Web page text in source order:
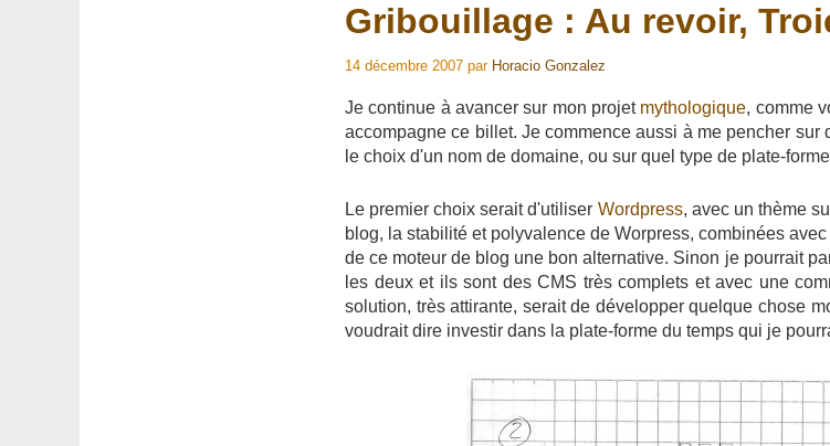
Gribouillage : Au revoir,
14 décembre 2007 par Horacio Gonzalez
Je continue à avancer sur mon projet mythologique, comme
accompagne ce billet. Je commence aussi à me pencher
le choix d'un nom de domaine, ou sur quel type de plate-
Le premier choix serait d'utiliser Wordpress, avec un thème
blog, la stabilité et polyvalence de Worpress, combinées
de ce moteur de blog une bon alternative. Sinon je pourrait
les deux et ils sont des CMS très complets et avec une
solution, très attirante, serait de développer quelque chose
voudrait dire investir dans la plate-forme du temps qui je